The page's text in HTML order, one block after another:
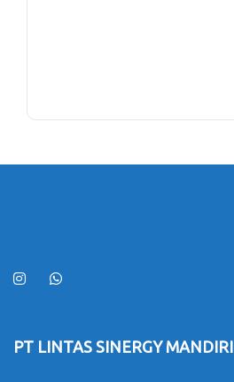
PT LINTAS SINERGY MANDIRI